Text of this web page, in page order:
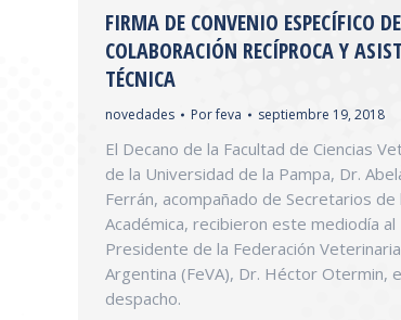
FIRMA DE CONVENIO ESPECÍFICO DE
COLABORACIÓN RECÍPROCA Y
TÉCNICA
novedades Porfeva septiembre 19, 2018
El Decano de la Facultad de Ciencias
de la Universidad de la Pampa, Dr.
Ferrán, acompañado de Secretarios de
Académica, recibieron este mediodía al
Presidente de la Federación Veterinaria
Argentina (FeVA), Dr. Héctor Otermin,
despacho.